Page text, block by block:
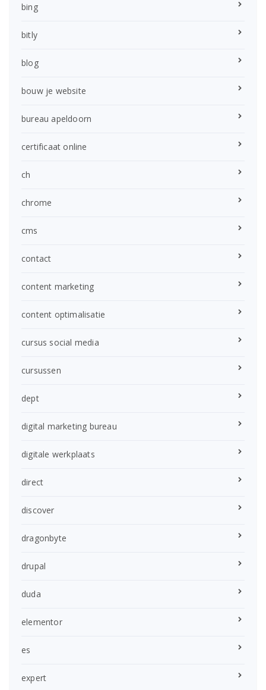
bing
bitly
blog
bouw je website
bureau apeldoorn
certificaat online
ch
chrome
cms
contact
content marketing
content optimalisatie
cursus social media
cursussen
dept
digital marketing bureau
digitale werkplaats
direct
discover
dragonbyte
drupal
duda
elementor
es
expert